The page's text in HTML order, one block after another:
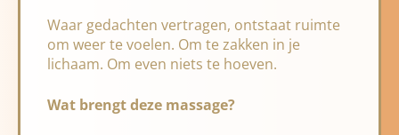
Waar gedachten vertragen, ontstaat ruimte
om weer te voelen. Om te zakken in je
lichaam. Om even niets te hoeven.
Wat brengt deze massage?